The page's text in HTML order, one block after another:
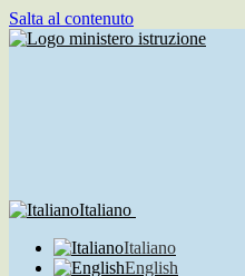
Salta al contenuto
Italiano
Italiano
English